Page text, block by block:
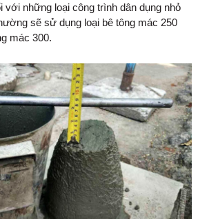
những loại công trình dân dụng nhỏ
sẽ sử dụng loại bê tông mác 250
mác 300.